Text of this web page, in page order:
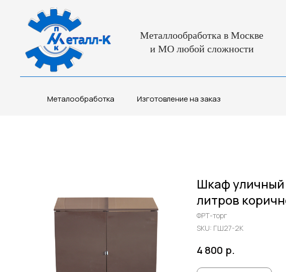
Металлообработка в Москве
и МО любой сложности
Изготовление на заказ
Металообработка
Шкаф уличный
литров
ФРТ-торг
SKU: ГШ27-2К
4 800 р.